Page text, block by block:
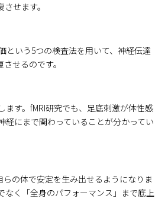
せます。
という5つの検査法を用いて、神経伝達
せるのです。
す。fMRI研究でも、足底刺激が体性感
にまで関わっていることが分かってい
の体で安定を生み出せるようになりま
なく「全身のパフォーマンス」まで底上